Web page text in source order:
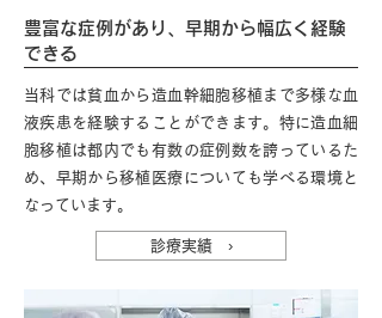
豊富な症例があり、早期から幅広く経験
できる
当科では貧血から造血幹細胞移植まで多様な血
液疾患を経験することができます。特に造血細
胞移植は都内でも有数の症例数を誇っているた
め、早期から移植医療についても学べる環境と
なっています。
診療実績 ›